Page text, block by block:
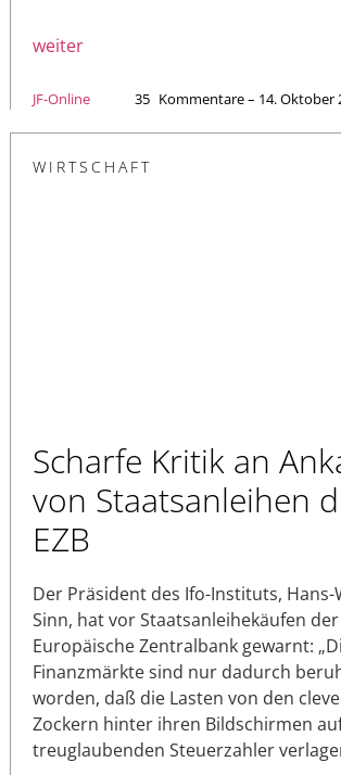
weiter
JF-Online 35 Kommentare – 14. Oktober
WIRTSCHAFT
Scharfe Kritik an
von Staatsanleihen
EZB
Der Präsident des Ifo-Instituts,
Sinn, hat vor Staatsanleihekäufen der
Europäische Zentralbank gewarnt:
Finanzmärkte sind nur dadurch
worden, daß die Lasten von den
Zockern hinter ihren Bildschirmen
treuglaubenden Steuerzahler